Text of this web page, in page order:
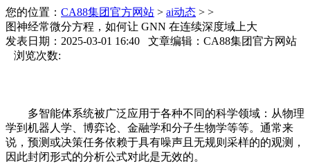
您的位置： CA88集团官方网站 > ai动态 > >
图神经常微分方程，如何让 GNN 在连续深度域上大
发表日期：2025-03-01 16:40 文章编辑：CA88集团官方网站
浏览次数:
多智能体系统被广泛应用于各种不同的科学领域：从物理
学到机器人学、博弈论、金融学和分子生物学等等。通常来
说，预测或决策任务依赖于具有噪声且无规则采样的的观测，
因此封闭形式的分析公式对此是无效的。